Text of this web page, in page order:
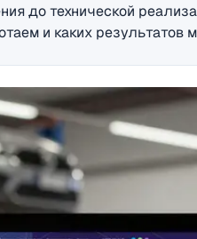
до технической
и каких